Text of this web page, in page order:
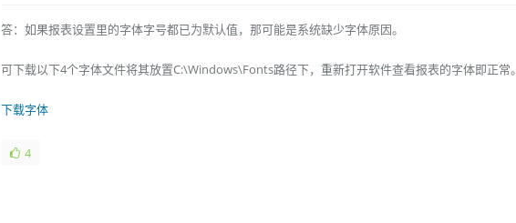
答：如果报表设置里的字体字号都已为默认值，那可能是系统缺少字体原因。
可下载以下4个字体文件将其放置C:\Windows\Fonts路径下，重新打开软件查看报表的字体即正常。
下载字体
4